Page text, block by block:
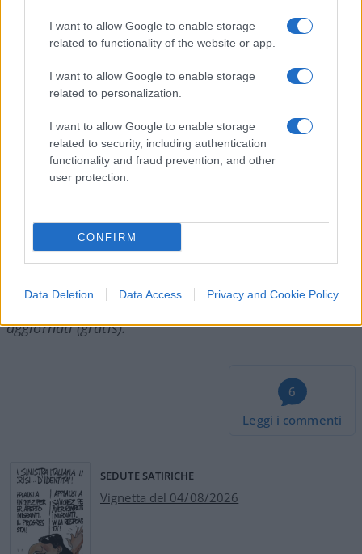
I want to allow Google to enable storage
related to functionality of the website or app.
I want to allow Google to enable storage
related to personalization.
I want to allow Google to enable storage
related to security, including authentication
functionality and fraud prevention, and other
user protection.
CONFIRM
Data Deletion Data Access Privacy and Cookie Policy
collega eurodeputato, auspicando peraltro “che
mille Riace possano fiorire”. Insomma, dopo aver
sdoganato le occupazioni abusive ed esaltato
solennemente le gesta degli occupanti, i
rossoverdi compiono l’ennesimo salto di qualità
verso la piena legittimazione dei reati: l’elogio
delle condanne. Le proprie.
Nicolaporro.it è anche su Whatsapp. È sufficiente
per iscriversi al canale ed essere sempre
aggiornati (gratis).
6
Leggi i commenti
SEDUTE SATIRICHE
Vignetta del 04/08/2026